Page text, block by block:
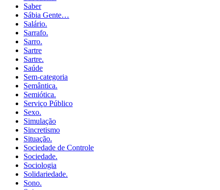
Saber
Sábia Gente…
Salário.
Sarrafo.
Sarro.
Sartre
Sartre.
Saúde
Sem-categoria
Semântica.
Semiótica.
Serviço Público
Sexo.
Simulação
Sincretismo
Situação.
Sociedade de Controle
Sociedade.
Sociologia
Solidariedade.
Sono.